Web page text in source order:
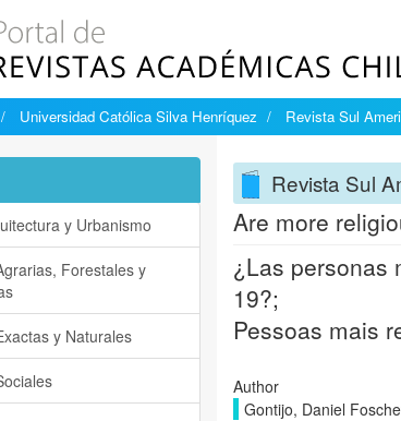
Universidad Católica Silva Henríquez Revista Sul
Revista Sul
Are more
¿Las personas
19?;
Pessoas mais
Author
Gontijo, Daniel
y Urbanismo
Forestales y
y Naturales